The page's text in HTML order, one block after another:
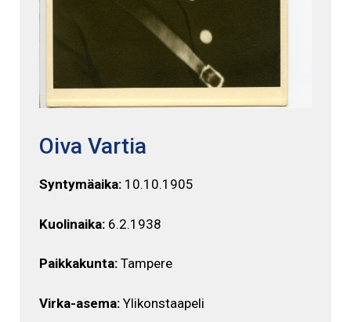
Oiva Vartia
Syntymäaika: 10.10.1905
Kuolinaika: 6.2.1938
Paikkakunta: Tampere
Virka-asema: Ylikonstaapeli